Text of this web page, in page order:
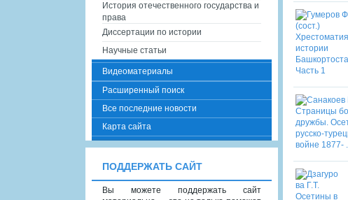
История отечественного государства и
права
Диссертации по истории
Научные статьи
Видеоматериалы
Расширенный поиск
Все последние новости
Карта сайта
ПОДДЕРЖАТЬ САЙТ
Вы можете поддержать сайт